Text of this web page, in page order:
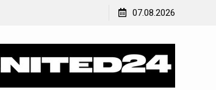
росіяни обстріляли будинок – під
07.08.2026